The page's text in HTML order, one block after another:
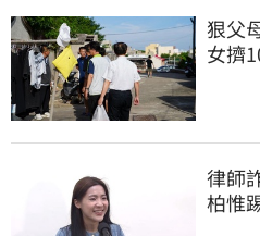
狠父
女擠
律師
柏惟